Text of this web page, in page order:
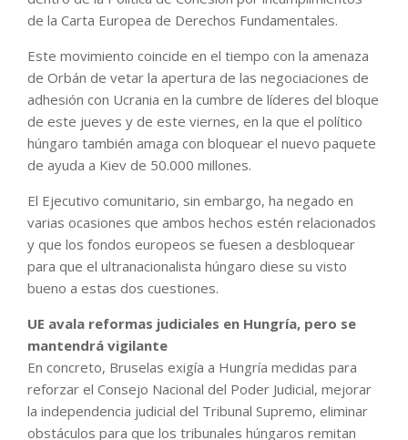
de la Carta Europea de Derechos Fundamentales.
Este movimiento coincide en el tiempo con la amenaza
de Orbán de vetar la apertura de las negociaciones de
adhesión con Ucrania en la cumbre de líderes del bloque
de este jueves y de este viernes, en la que el político
húngaro también amaga con bloquear el nuevo paquete
de ayuda a Kiev de 50.000 millones.
El Ejecutivo comunitario, sin embargo, ha negado en
varias ocasiones que ambos hechos estén relacionados
y que los fondos europeos se fuesen a desbloquear
para que el ultranacionalista húngaro diese su visto
bueno a estas dos cuestiones.
UE avala reformas judiciales en Hungría, pero se
mantendrá vigilante
En concreto, Bruselas exigía a Hungría medidas para
reforzar el Consejo Nacional del Poder Judicial, mejorar
la independencia judicial del Tribunal Supremo, eliminar
obstáculos para que los tribunales húngaros remitan